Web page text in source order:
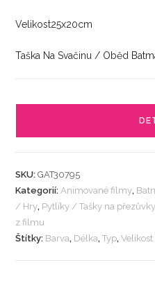
Velikost25x20cm
Taška Na Svačinu / Oběd
SKU:GAT30795
Kategorií:Animované filmy,
/ Hry, Pytlíky / Tašky na
z filmu
Štítky: Barva, Délka,Typ,Velikost